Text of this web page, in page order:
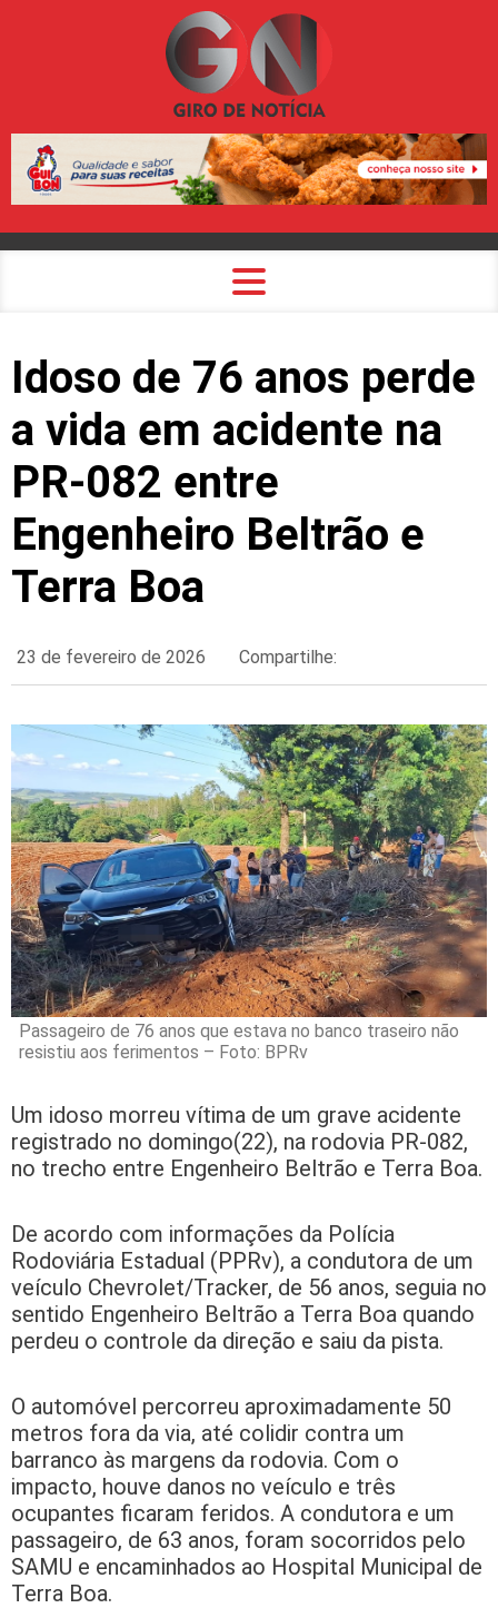
Idoso de 76 anos perde
a vida em acidente na
PR-082 entre
Engenheiro Beltrão e
Terra Boa
23 de fevereiro de 2026 Compartilhe:
Passageiro de 76 anos que estava no banco traseiro não
resistiu aos ferimentos – Foto: BPRv
Um idoso morreu vítima de um grave acidente
registrado no domingo(22), na rodovia PR-082,
no trecho entre Engenheiro Beltrão e Terra Boa.
De acordo com informações da Polícia
Rodoviária Estadual (PPRv), a condutora de um
veículo Chevrolet/Tracker, de 56 anos, seguia no
sentido Engenheiro Beltrão a Terra Boa quando
perdeu o controle da direção e saiu da pista.
O automóvel percorreu aproximadamente 50
metros fora da via, até colidir contra um
barranco às margens da rodovia. Com o
impacto, houve danos no veículo e três
ocupantes ficaram feridos. A condutora e um
passageiro, de 63 anos, foram socorridos pelo
SAMU e encaminhados ao Hospital Municipal de
Terra Boa.